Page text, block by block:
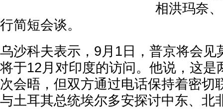
相洪玛奈
行简短会谈。
乌沙科夫表示，9月1日，普京将会见
将于12月对印度的访问。他说，这是
次会晤，但双方通过电话保持着密切
与土耳其总统埃尔多安探讨中东、北